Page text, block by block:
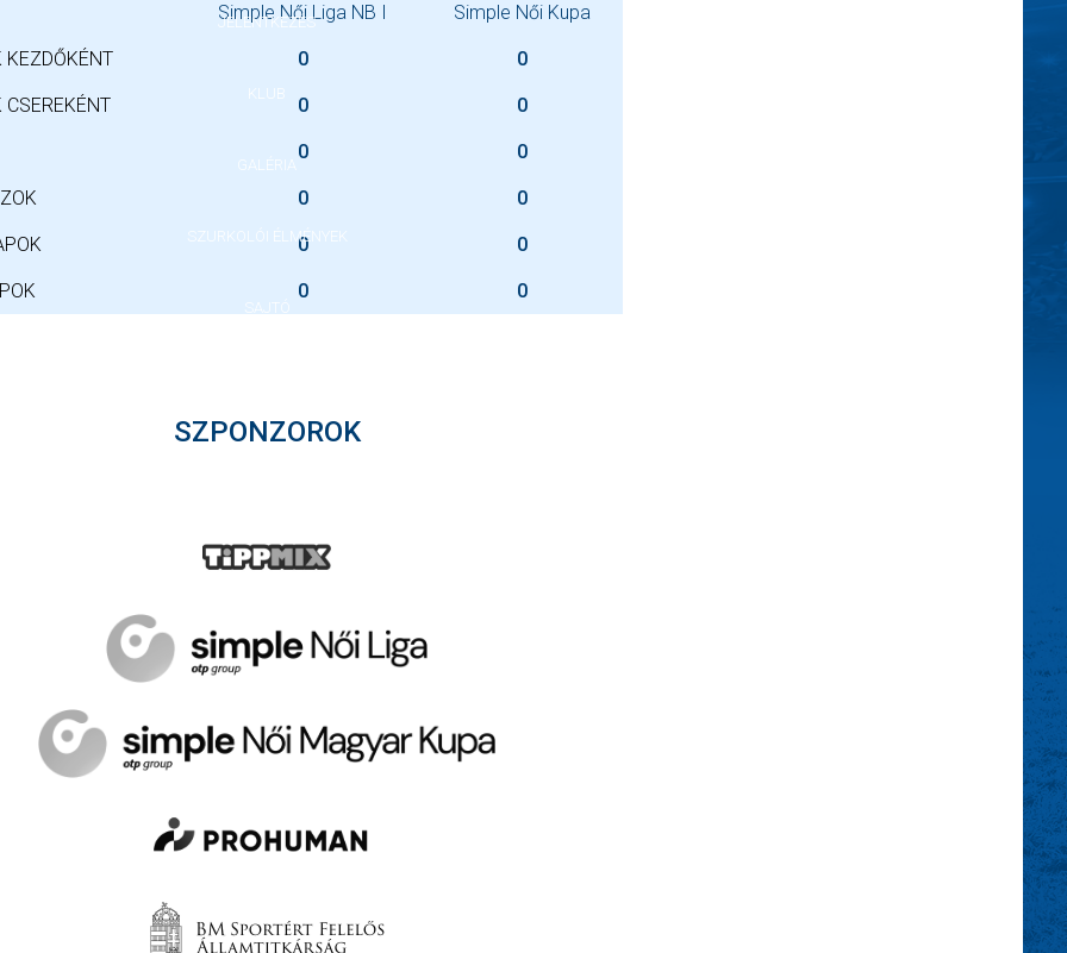
JELENTKEZÉS
KLUB
GALÉRIA
SZURKOLÓI ÉLMÉNYEK
SAJTÓ
Simple Női Liga NB I Simple Női Kupa
KEZDŐKÉNT 0 0
CSEREKÉNT 0 0
0 0
0 0
0 0
0 0
SZPONZOROK